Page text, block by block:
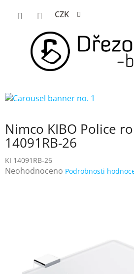
CZK
Nimco KIBO Police
14091RB-26
KI 14091RB-26
Průměrné
Neohodnoceno Podrobnosti